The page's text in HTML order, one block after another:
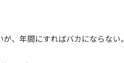
、年間にすればバカにならない。